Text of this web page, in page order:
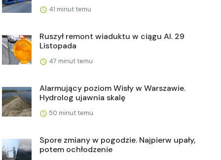
41 minut temu
Ruszył remont wiaduktu w ciągu Al. 29
Listopada
47 minut temu
Alarmujący poziom Wisły w Warszawie.
Hydrolog ujawnia skalę
50 minut temu
Spore zmiany w pogodzie. Najpierw upały,
potem ochłodzenie